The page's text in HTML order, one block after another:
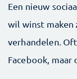
Een nieuw
wil winst maken
verhandelen.
Facebook, maar